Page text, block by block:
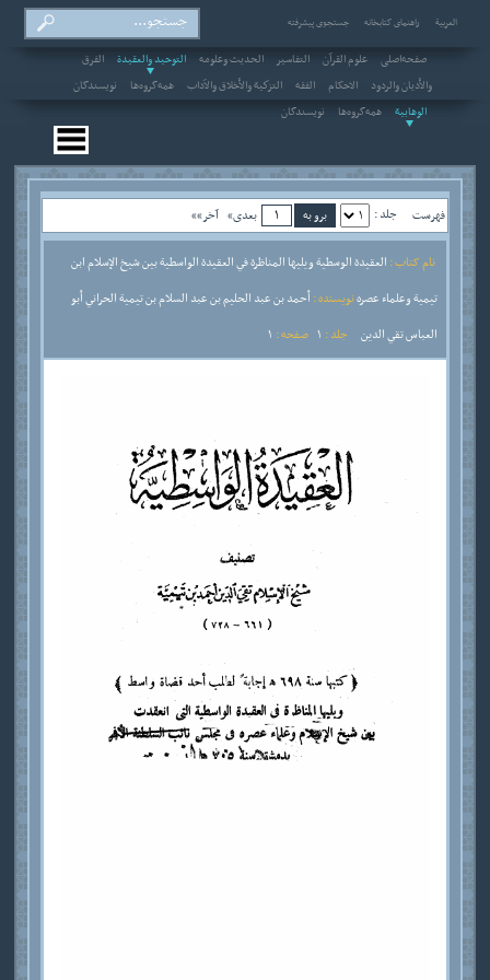
العربیة راهنمای کتابخانه جستجوی پیشرفته
صفحه‌اصلی علوم القرآن التفاسير الحديث وعلومه التوحيد والعقيدة
الفرق
والأديان والردود
الاحکام الفقه التزكية والأخلاق والآداب همه‌گروه‌ها
نویسندگان
الوهابية
همه‌گروه‌ها نویسندگان
فهرست جلد : بعدی» آخر»»
نام کتاب : العقيدة الوسطية ويليها المناظرة في العقيدة الواسطية بين شيخ الإسلام ابن
تيمية وعلماء عصرهنویسنده :أحمد بن عبد الحليم بن عبد السلام بن تيمية الحراني أبو
العباس تقي الدين
جلد : صفحه :